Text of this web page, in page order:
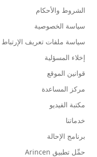
الشروط والأحكام
سياسة الخصوصية
سياسة ملفات تعريف الإرتباط
إخلاء المسؤلية
قوانين الموقع
مركز المساعدة
مكتبة الفيديو
خدماتنا
برنامج الإحالة
حمِّل تطبيق Arincen